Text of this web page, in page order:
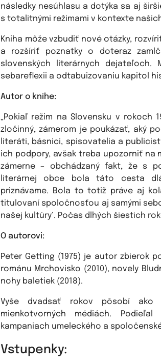
následky nesúhlasu a dotýka sa aj
s totalitnými režimami v kontexte
Kniha môže vzbudiť nové otázky,
a rozšíriť poznatky o doteraz
slovenských literárnych
sebareflexii a odtabuizovaniu kapitol
Autor o knihe:
„Pokiaľ režim na Slovensku v rokoch
zločinný, zámerom je poukázať, aký
literáti, básnici, spisovatelia a
ich podpory, avšak treba upozorniť na
zámerne – obchádzaný fakt, že s
literárnej obce bola táto cesta
priznávame. Bola to totiž práve aj
titulovaní spoločnosťou aj samými
našej kultúry‘. Počas dlhých šiestich
O autorovi:
Peter Getting (1975) je autor zbierok
románu Mrchovisko (2010), novely
nohy baletiek (2018).
Vyše dvadsať rokov pôsobí
mienkotvorných médiách.
kampaniach umeleckého a
Vstupenky: